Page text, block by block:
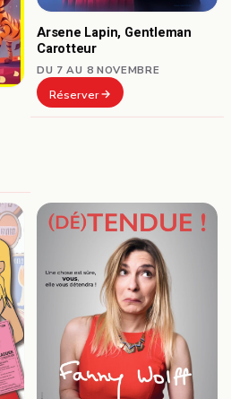
Arsene Lapin, Gentleman
Carotteur
DU 7 AU 8 NOVEMBRE
Réserver